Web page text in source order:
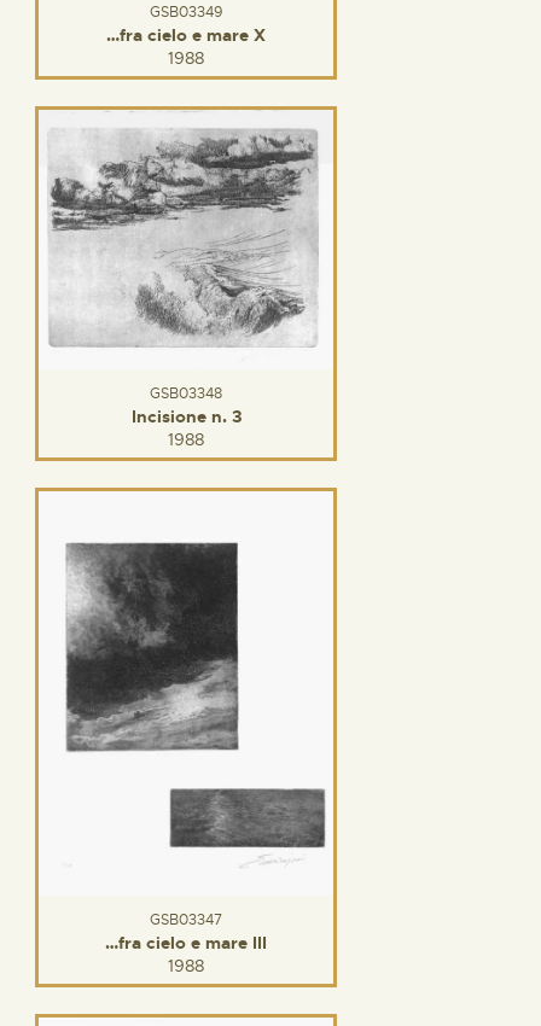
GSB03349
…fra cielo e mare X
1988
GSB03348
Incisione n. 3
1988
GSB03347
…fra cielo e mare III
1988